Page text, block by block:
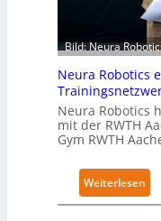
l
t
S
c
r
i
-
Bild: Neura
Neura Robotics
Neura Robotics
mit der RWTH
Gym RWTH
Weiterlesen
N